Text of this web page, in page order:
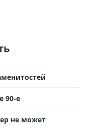
90-е
не может